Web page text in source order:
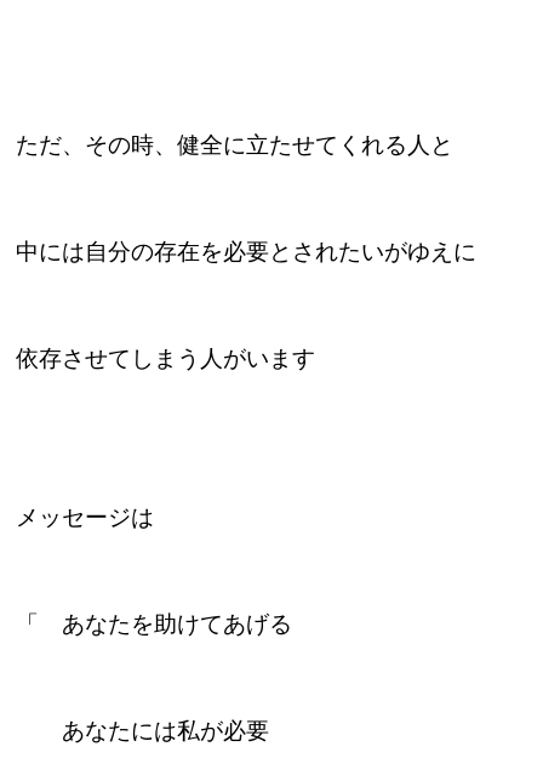
ただ、その時、健全に立たせてくれる人と
中には自分の存在を必要とされたいがゆえに
依存させてしまう人がいます
メッセージは
「 あなたを助けてあげる
あなたには私が必要